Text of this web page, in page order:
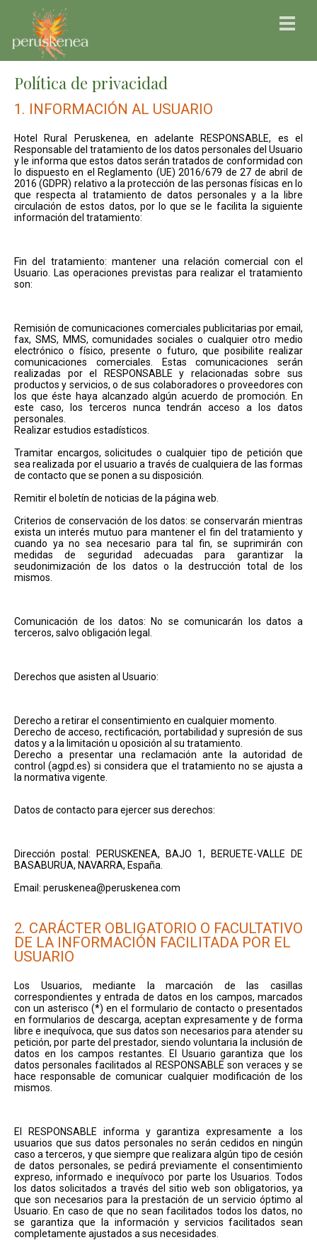
Política de privacidad
1. INFORMACIÓN AL USUARIO
Hotel Rural Peruskenea, en adelante RESPONSABLE, es el
Responsable del tratamiento de los datos personales del Usuario
y le informa que estos datos serán tratados de conformidad con
lo dispuesto en el Reglamento (UE) 2016/679 de 27 de abril de
2016 (GDPR) relativo a la protección de las personas físicas en lo
que respecta al tratamiento de datos personales y a la libre
circulación de estos datos, por lo que se le facilita la siguiente
información del tratamiento:
Fin del tratamiento: mantener una relación comercial con el
Usuario. Las operaciones previstas para realizar el tratamiento
son:
Remisión de comunicaciones comerciales publicitarias por email,
fax, SMS, MMS, comunidades sociales o cualquier otro medio
electrónico o físico, presente o futuro, que posibilite realizar
comunicaciones comerciales. Estas comunicaciones serán
realizadas por el RESPONSABLE y relacionadas sobre sus
productos y servicios, o de sus colaboradores o proveedores con
los que éste haya alcanzado algún acuerdo de promoción. En
este caso, los terceros nunca tendrán acceso a los datos
personales.
Realizar estudios estadísticos.
Tramitar encargos, solicitudes o cualquier tipo de petición que
sea realizada por el usuario a través de cualquiera de las formas
de contacto que se ponen a su disposición.
Remitir el boletín de noticias de la página web.
Criterios de conservación de los datos: se conservarán mientras
exista un interés mutuo para mantener el fin del tratamiento y
cuando ya no sea necesario para tal fin, se suprimirán con
medidas de seguridad adecuadas para garantizar la
seudonimización de los datos o la destrucción total de los
mismos.
Comunicación de los datos: No se comunicarán los datos a
terceros, salvo obligación legal.
Derechos que asisten al Usuario:
Derecho a retirar el consentimiento en cualquier momento.
Derecho de acceso, rectificación, portabilidad y supresión de sus
datos y a la limitación u oposición al su tratamiento.
Derecho a presentar una reclamación ante la autoridad de
control (agpd.es) si considera que el tratamiento no se ajusta a
la normativa vigente.
Datos de contacto para ejercer sus derechos:
Dirección postal: PERUSKENEA, BAJO 1, BERUETE-VALLE DE
BASABURUA, NAVARRA, España.
Email: peruskenea@peruskenea.com
2. CARÁCTER OBLIGATORIO O FACULTATIVO
DE LA INFORMACIÓN FACILITADA POR EL
USUARIO
Los Usuarios, mediante la marcación de las casillas
correspondientes y entrada de datos en los campos, marcados
con un asterisco (*) en el formulario de contacto o presentados
en formularios de descarga, aceptan expresamente y de forma
libre e inequívoca, que sus datos son necesarios para atender su
petición, por parte del prestador, siendo voluntaria la inclusión de
datos en los campos restantes. El Usuario garantiza que los
datos personales facilitados al RESPONSABLE son veraces y se
hace responsable de comunicar cualquier modificación de los
mismos.
El RESPONSABLE informa y garantiza expresamente a los
usuarios que sus datos personales no serán cedidos en ningún
caso a terceros, y que siempre que realizara algún tipo de cesión
de datos personales, se pedirá previamente el consentimiento
expreso, informado e inequívoco por parte los Usuarios. Todos
los datos solicitados a través del sitio web son obligatorios, ya
que son necesarios para la prestación de un servicio óptimo al
Usuario. En caso de que no sean facilitados todos los datos, no
se garantiza que la información y servicios facilitados sean
completamente ajustados a sus necesidades.